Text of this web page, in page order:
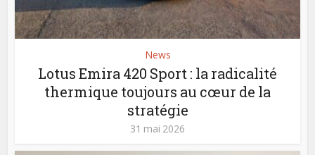
News
Lotus Emira 420 Sport : la radicalité
thermique toujours au cœur de la
stratégie
31 mai 2026